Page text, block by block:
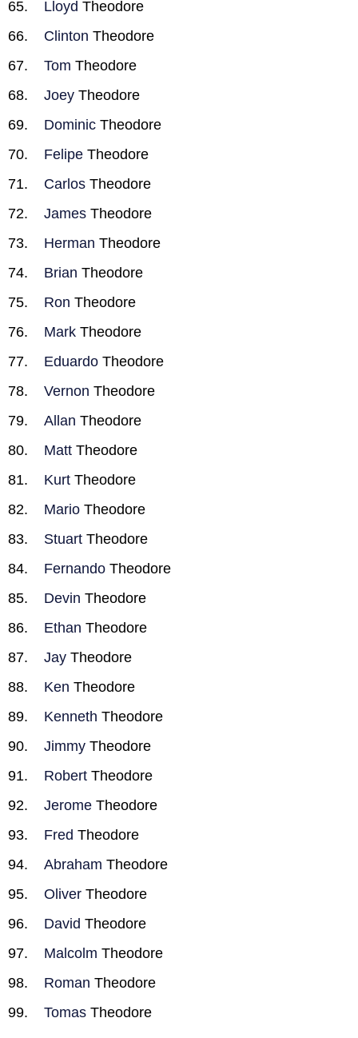
Lloyd Theodore
Clinton Theodore
Tom Theodore
Joey Theodore
Dominic Theodore
Felipe Theodore
Carlos Theodore
James Theodore
Herman Theodore
Brian Theodore
Ron Theodore
Mark Theodore
Eduardo Theodore
Vernon Theodore
Allan Theodore
Matt Theodore
Kurt Theodore
Mario Theodore
Stuart Theodore
Fernando Theodore
Devin Theodore
Ethan Theodore
Jay Theodore
Ken Theodore
Kenneth Theodore
Jimmy Theodore
Robert Theodore
Jerome Theodore
Fred Theodore
Abraham Theodore
Oliver Theodore
David Theodore
Malcolm Theodore
Roman Theodore
Tomas Theodore